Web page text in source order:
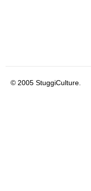
© 2005 StuggiCulture.